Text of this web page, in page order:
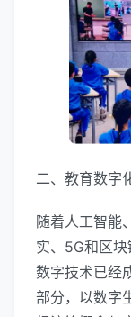
二、教育数字
随着人工智能
实、5G和区块
数字技术已经
部分，以数字